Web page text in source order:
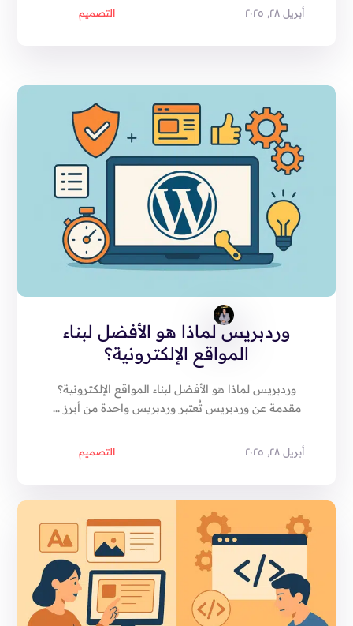
التصميم أبريل ٢٨, ٢٠٢٥
وردبريس لماذا هو الأفضل لبناء
المواقع الإلكترونية؟
التصميم أبريل ٢٨, ٢٠٢٥
وردبريس لماذا هو الأفضل لبناء المواقع الإلكترونية؟
مقدمة عن وردبريس تُعتبر وردبريس واحدة من أبرز ...